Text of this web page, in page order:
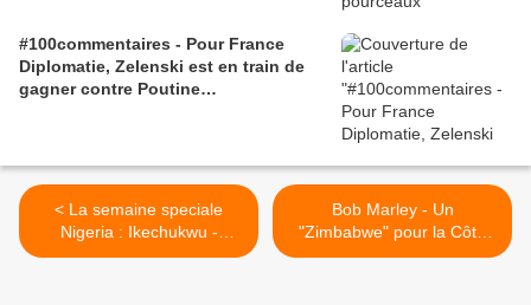
#100commentaires - Pour France
Diplomatie, Zelenski est en train de
gagner contre Poutine…
< La semaine speciale
Nigeria : Ikechukwu -
Critical Ft. D'Banj
Bob Marley - Un
"Zimbabwe" pour la Côte
d'Ivoire ! >